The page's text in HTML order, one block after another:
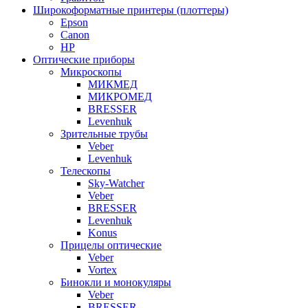
Широкоформатные принтеры (плоттеры)
Epson
Canon
HP
Оптические приборы
Микроскопы
МИКМЕД
МИКРОМЕД
BRESSER
Levenhuk
Зрительные трубы
Veber
Levenhuk
Телескопы
Sky-Watcher
Veber
BRESSER
Levenhuk
Konus
Прицелы оптические
Veber
Vortex
Бинокли и монокуляры
Veber